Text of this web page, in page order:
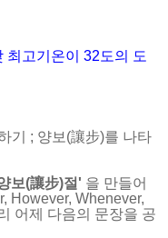
최고기온이 32도의 도
기
; 양보(讓步)를 나타
보(讓步)절' 을 만들어
However, Whenever,
어제 다음의 문장을 공